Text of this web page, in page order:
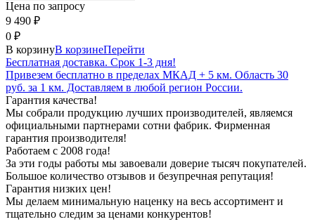
Цена по запросу
9 490 ₽
0 ₽
В корзинуВ корзинеПерейти
Бесплатная доставка. Срок 1-3 дня!
Привезем бесплатно в пределах МКАД + 5 км. Область 30
руб. за 1 км. Доставляем в любой регион России.
Гарантия качества!
Мы собрали продукцию лучших производителей, являемся
официальными партнерами сотни фабрик. Фирменная
гарантия производителя!
Работаем с 2008 года!
За эти годы работы мы завоевали доверие тысяч покупателей.
Большое количество отзывов и безупречная репутация!
Гарантия низких цен!
Мы делаем минимальную наценку на весь ассортимент и
тщательно следим за ценами конкурентов!